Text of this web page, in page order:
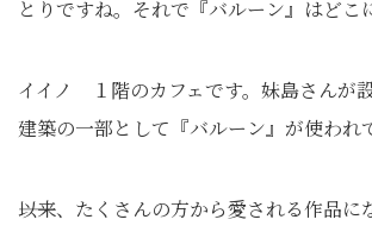
とりですね。それで『バルーン』はどこ
イイノ １階のカフェです。妹島さんが
建築の一部として『バルーン』が使われ
――以来、たくさんの方から愛される作品に